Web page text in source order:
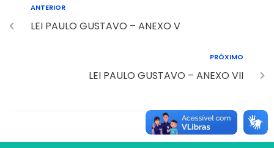
ANTERIOR
LEI PAULO GUSTAVO – ANEXO V
PRÓXIMO
LEI PAULO GUSTAVO – ANEXO VII